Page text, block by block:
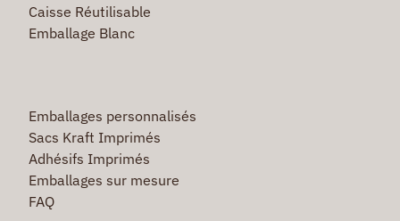
Caisse Réutilisable
Emballage Blanc
Emballages personnalisés
Sacs Kraft Imprimés
Adhésifs Imprimés
Emballages sur mesure
FAQ